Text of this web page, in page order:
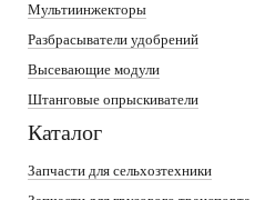
Мультиинжекторы
Разбрасыватели удобрений
Высевающие модули
Штанговые опрыскиватели
Каталог
Запчасти для сельхозтехники